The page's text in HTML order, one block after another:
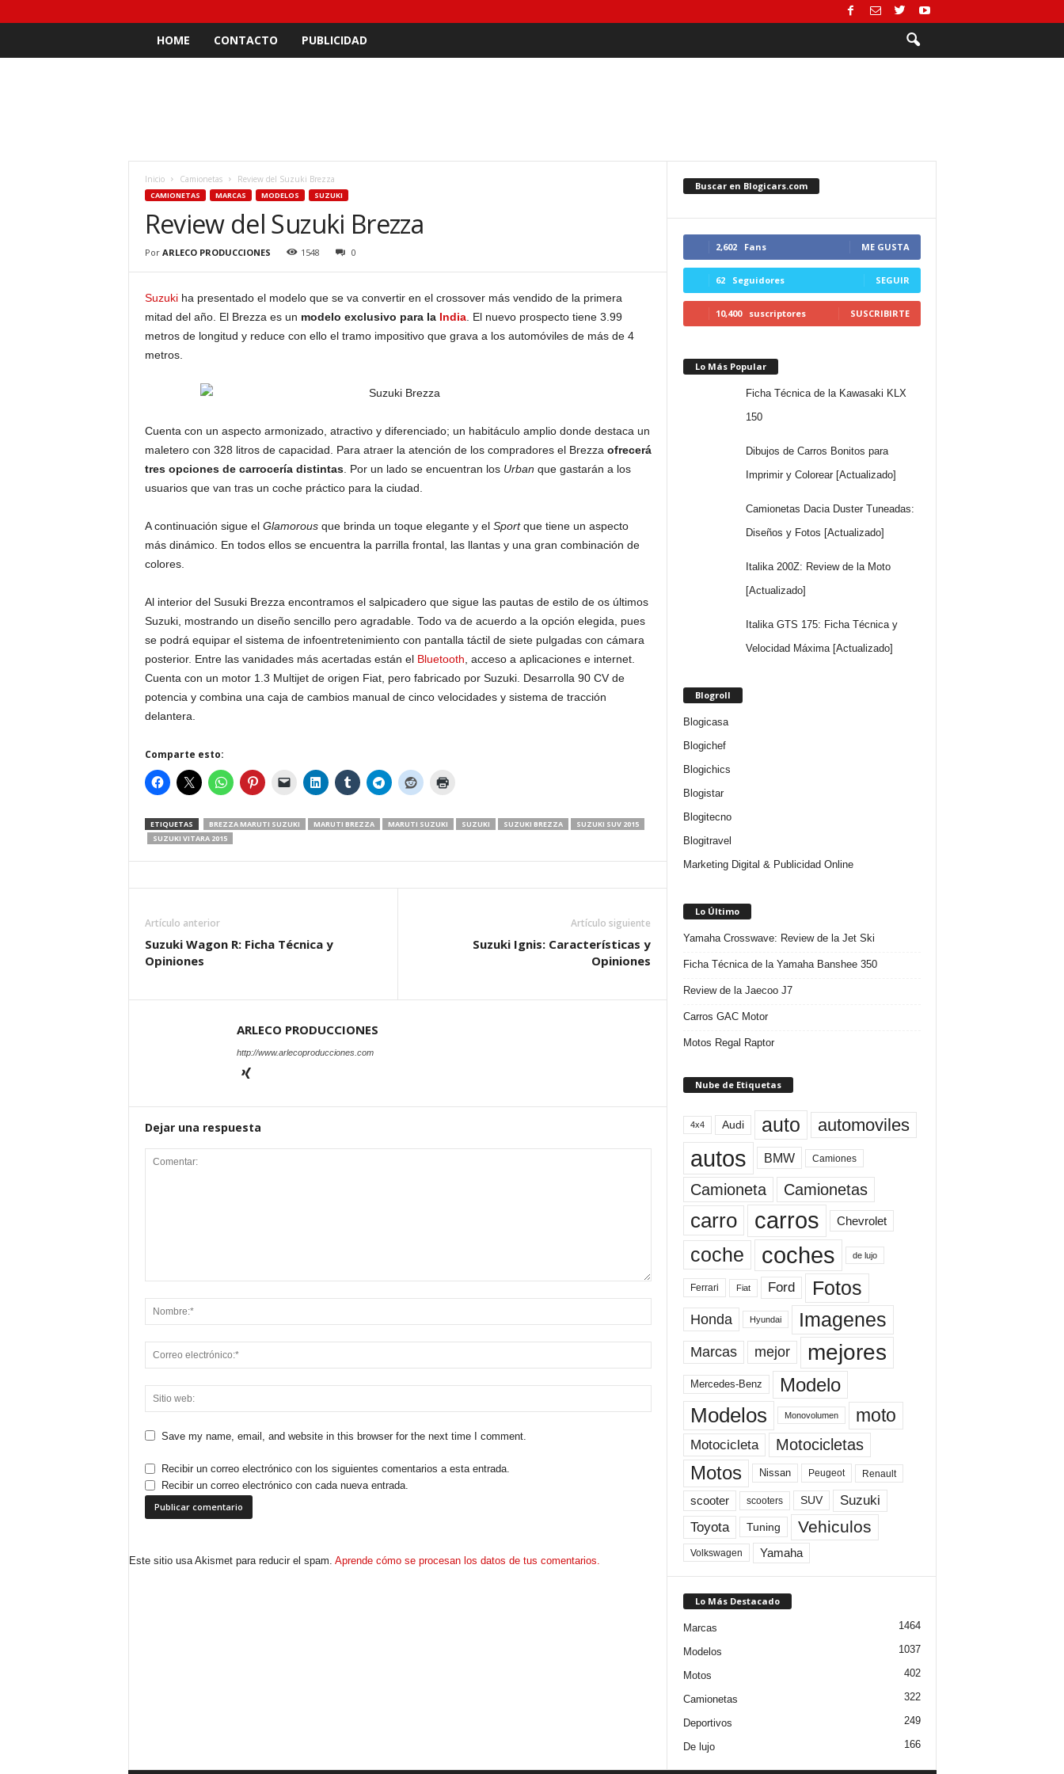
HOME CONTACTO PUBLICIDAD
Inicio Camionetas Review del Suzuki Brezza
CAMIONETAS MARCAS MODELOS SUZUKI
Review del Suzuki Brezza
Por ARLECO PRODUCCIONES 1548 0
Suzukiha presentado el modelo que se va convertir en el crossover más vendido de la primera
mitad del año. El Brezza es un modelo exclusivo para la India. El nuevo prospecto tiene 3.99
metros de longitud y reduce con ello el tramo impositivo que grava a los automóviles de más de 4
metros.
Cuenta con un aspecto armonizado, atractivo y diferenciado; un habitáculo amplio donde destaca un
maletero con 328 litros de capacidad. Para atraer la atención de los compradores el Brezza ofrecerá
tres opciones de carrocería distintas. Por un lado se encuentran los Urban que gastarán a los
usuarios que van tras un coche práctico para la ciudad.
A continuación sigue el Glamorousque brinda un toque elegante y el Sportque tiene un aspecto
más dinámico. En todos ellos se encuentra la parrilla frontal, las llantas y una gran combinación de
colores.
Al interior del Susuki Brezza encontramos el salpicadero que sigue las pautas de estilo de os últimos
Suzuki, mostrando un diseño sencillo pero agradable. Todo va de acuerdo a la opción elegida, pues
se podrá equipar el sistema de infoentretenimiento con pantalla táctil de siete pulgadas con cámara
posterior. Entre las vanidades más acertadas están el Bluetooth , acceso a aplicaciones e internet.
Cuenta con un motor 1.3 Multijet de origen Fiat, pero fabricado por Suzuki. Desarrolla 90 CV de
potencia y combina una caja de cambios manual de cinco velocidades y sistema de tracción
delantera.
Comparte esto:
ETIQUETAS BREZZA MARUTI SUZUKI MARUTI BREZZA MARUTI SUZUKI SUZUKI SUZUKI BREZZA
SUZUKI SUV 2015
SUZUKI VITARA 2015
Artículo anterior
Suzuki Wagon R: Ficha Técnica y
Opiniones
Artículo siguiente
Suzuki Ignis: Características y
Opiniones
ARLECO PRODUCCIONES
http://www.arlecoproducciones.com
Dejar una respuesta
Save my name, email, and website in this browser for the next time I comment.
Recibir un correo electrónico con los siguientes comentarios a esta entrada.
Recibir un correo electrónico con cada nueva entrada.
Este sitio usa Akismet para reducir el spam. Aprende cómo se procesan los datos de tus comentarios.
Buscar en Blogicars.com
2,602 Fans ME GUSTA
62 Seguidores SEGUIR
10,400 suscriptores SUSCRIBIRTE
Lo Más Popular
Ficha Técnica de la Kawasaki KLX
150
Dibujos de Carros Bonitos para
Imprimir y Colorear [Actualizado]
Camionetas Dacia Duster Tuneadas:
Diseños y Fotos [Actualizado]
Italika 200Z: Review de la Moto
[Actualizado]
Italika GTS 175: Ficha Técnica y
Velocidad Máxima [Actualizado]
Blogroll
Blogicasa
Blogichef
Blogichics
Blogistar
Blogitecno
Blogitravel
Marketing Digital & Publicidad Online
Lo Último
Yamaha Crosswave: Review de la Jet Ski
Ficha Técnica de la Yamaha Banshee 350
Review de la Jaecoo J7
Carros GAC Motor
Motos Regal Raptor
Nube de Etiquetas
4x4 Audi auto automoviles
autos BMW Camiones
Camioneta Camionetas
carro carros Chevrolet
coche coches de lujo
Ferrari Fiat Ford Fotos
Honda Hyundai Imagenes
Marcas mejor mejores
Mercedes-Benz Modelo
Modelos Monovolumen moto
Motocicleta Motocicletas
Motos Nissan Peugeot Renault
scooter scooters SUV Suzuki
Toyota Tuning Vehiculos
Volkswagen Yamaha
Lo Más Destacado
Marcas 1464
Modelos 1037
Motos 402
Camionetas 322
Deportivos 249
De lujo 166